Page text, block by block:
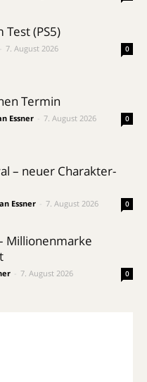
(PS5)
7. August 2026 0
Termin
Essner 7. August 2026 0
– neuer Charakter-
Essner 7. August 2026 0
Millionenmarke
7. August 2026 0